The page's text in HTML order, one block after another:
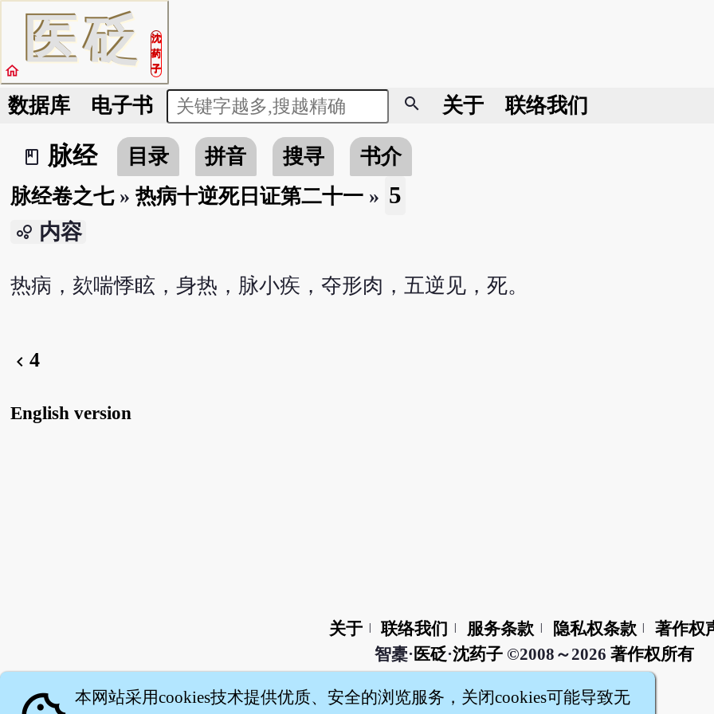
医砭
沈
药
子
home
数据库 电子书 search 关于 联络我们
book_2
脉经 目录 拼音 搜寻
书介
脉经卷之七» 热病十逆死日证第二十一» 5
bubble_chart 内容
热病，欬喘悸眩，身热，脉小疾，夺形肉，五逆见，死。
chevron_left 4
English version
关于 联络我们 服务条款 隐私权条款
著作权
智橐· 医砭·沈药子©2008～2026 著作权所有
本网站采用cookies技术提供优质、安全的浏览服务，关闭cookies可能导致无